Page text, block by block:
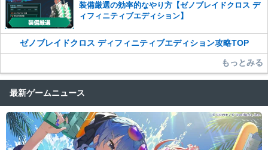
装備厳選の効率的なやり方【ゼノブレイドクロス デ
ィフィニティブエディション】
ゼノブレイドクロス ディフィニティブエディション攻略TOP
もっとみる
最新ゲームニュース